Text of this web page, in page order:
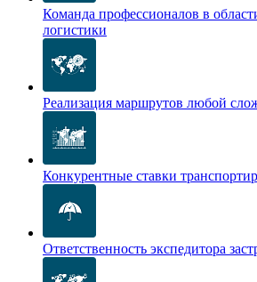
Команда профессионалов в
логистики
Реализация маршрутов любой
Конкурентные ставки
Ответственность экспедитора